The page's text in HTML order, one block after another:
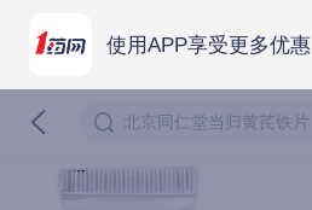
使用APP享受更多优惠
北京同仁堂当归黄芪铁片